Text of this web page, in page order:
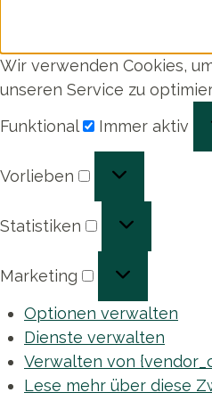
Wir verwenden Cookies,
unseren Service zu
Funktional
Immer aktiv
Vorlieben
Statistiken
Marketing
Optionen verwalten
Dienste verwalten
Verwalten von
Lese mehr über diese